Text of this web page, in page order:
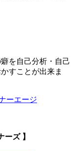
を自己分析・自己
すことが出来ま
ーエージ
ズ 】